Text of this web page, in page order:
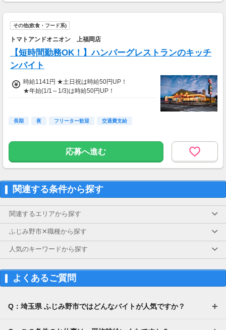
その他(飲食・フード系)
トマトアンドオニオン 上福岡店
【短時間勤務OK！】ハンバーグレストランのキッチ
ンバイト
時給1141円 ★土日祝は時給50円UP！
★年始(1/1～1/3)は時給50円UP！
長期 夜 フリーター歓迎 交通費支給
応募へ進む
関連する条件から探す
関連するエリアから探す
ふじみ野市✕職種から探す
人気のキーワードから探す
よくあるご質問
Q：埼玉県 ふじみ野市ではどんなバイトが人気ですか？